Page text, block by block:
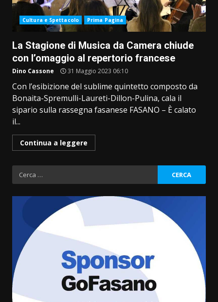
Cultura e Spettacolo Prima Pagina
La Stagione di Musica da Camera chiude
con l’omaggio al repertorio francese
Dino Cassone 31 Maggio 2023 06:10
Con l’esibizione del sublime quintetto composto da
Bonaita-Spremulli-Laureti-Dillon-Pulina, cala il
sipario sulla rassegna fasanese FASANO – È calato
il...
Continua a leggere
Ricerca
per:
La Banda Città di Fasano apre
ufficialmente la Festa di